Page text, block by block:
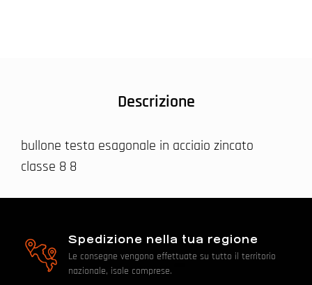
Descrizione
bullone testa esagonale in acciaio zincato
classe 8 8
Spedizione nella tua regione
Le consegne vengono effettuate su tutto il territorio
nazionale, isole comprese.